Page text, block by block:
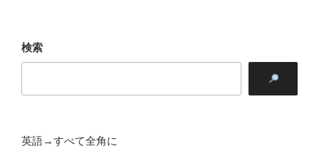
検索
英語→すべて全角に